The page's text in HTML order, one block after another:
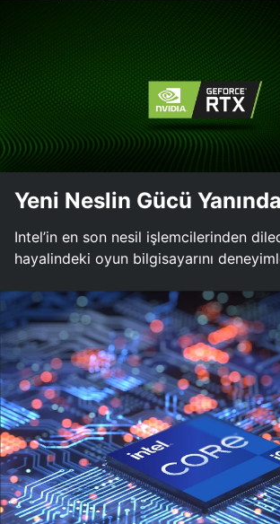
Yeni Neslin Gücü Yanında
Intel’in en son nesil işlemcilerinden
hayalindeki oyun bilgisayarını